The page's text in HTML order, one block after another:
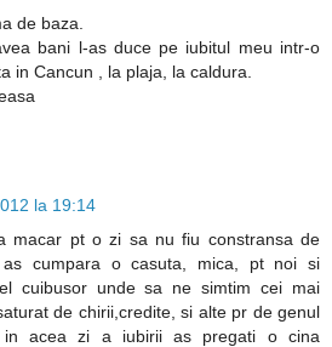
de baza.
bani l-as duce pe iubitul meu intr-o
in Cancun , la plaja, la caldura.
la 19:14
macar pt o zi sa nu fiu constransa de
as cumpara o casuta, mica, pt noi si
cuibusor unde sa ne simtim cei mai
de chirii,credite, si alte pr de genul
in acea zi a iubirii as pregati o cina